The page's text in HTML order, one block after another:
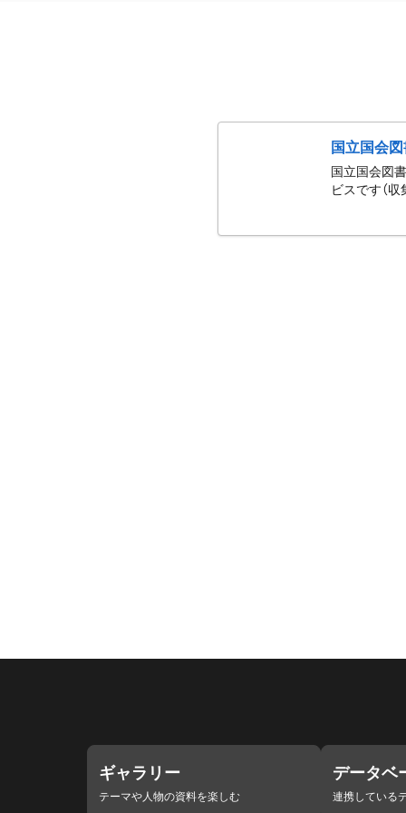
国立国会
国立国会図
ビスです（
ギャラリー
テーマや人物の資料を楽しむ
データベ
連携している